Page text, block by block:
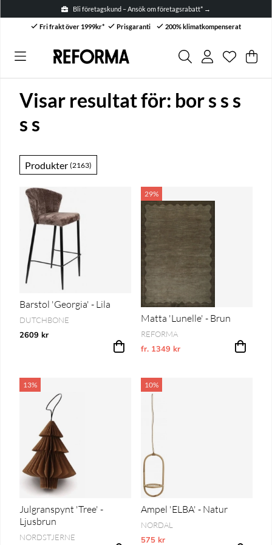
Bli företagskund – Ansök om företagsrabatt* →
Fri frakt över 1999kr* Prisgaranti 200% klimatkompenserat
Antal i
. .
Visar resultat för: bor s s s
s s
Produkter (2163)
Barstol 'Georgia' - Lila
DUTCHBONE
2609 kr
29%
Matta 'Lunelle' - Brun
REFORMA
fr. 1349 kr
Vårt lägsta pris 1-30 dagar innan
13%
Julgranspynt 'Tree' -
Ljusbrun
NORDSTJERNE
10%
Ampel 'ELBA' - Natur
NORDAL
575 kr
Vårt lägsta pris 1-30 dagar innan